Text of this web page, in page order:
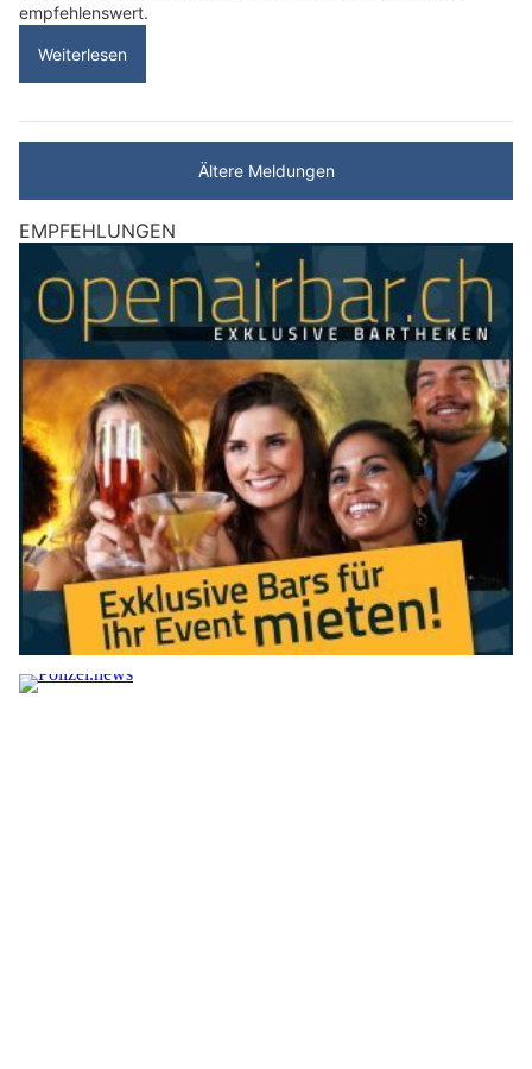
empfehlenswert.
Weiterlesen
Ältere Meldungen
EMPFEHLUNGEN